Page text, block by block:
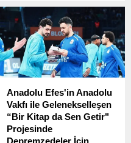
Anadolu Efes'in Anadolu
Vakfı ile Gelenekselleşen
“Bir Kitap da Sen Getir"
Projesinde